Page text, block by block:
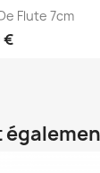
rapide
Flute 7cm
€